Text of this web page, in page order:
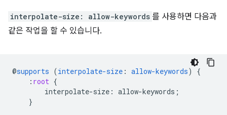
interpolate-size: allow-keywords 를 사용하면 다음과
같은 작업을 할 수 있습니다.
@supports (interpolate-size : allow-keywords)
{
: root {
interpolate-size : allow-keywords ;
}